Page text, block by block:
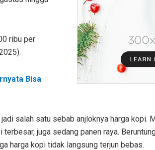
ribu per
Bisa
salah satu sebab anjloknya harga kopi.
juga sedang panen raya.
harga kopi tidak langsung terjun bebas.